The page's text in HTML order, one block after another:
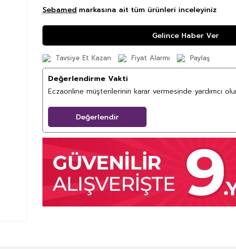
Sebamed markasına ait tüm ürünleri inceleyiniz
Gelince Haber Ver
Tavsiye Et Kazan Fiyat Alarmı Paylaş
Değerlendirme Vakti
Eczaonline müşterilerinin karar vermesinde yardımcı
Değerlendir